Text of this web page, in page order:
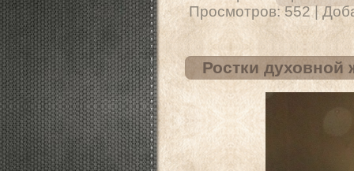
Просмотров: 552 |
Ростки духовной